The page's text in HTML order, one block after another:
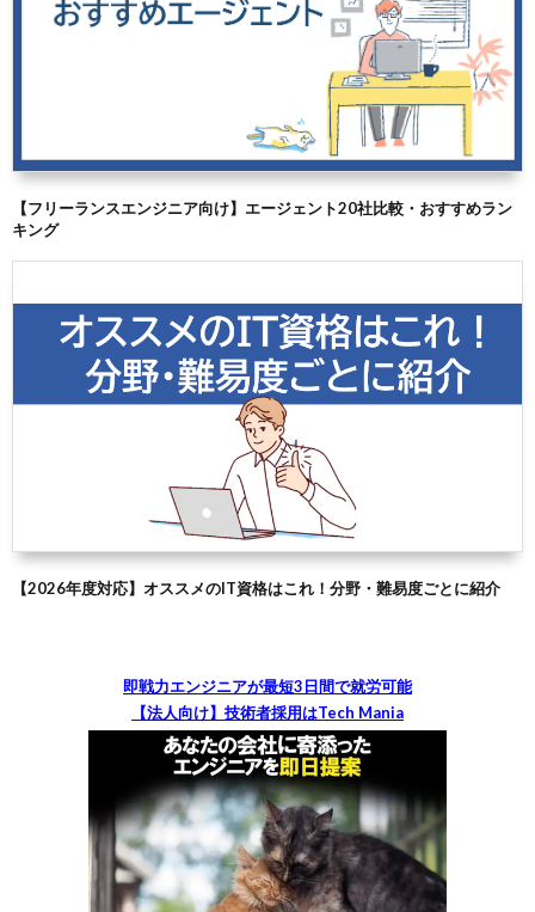
【フリーランスエンジニア向け】エージェント20社比較・おすすめラン
キング
【2026年度対応】オススメのIT資格はこれ！分野・難易度ごとに紹介
即戦力エンジニアが最短3日間で就労可能
【法人向け】技術者採用はTech Mania